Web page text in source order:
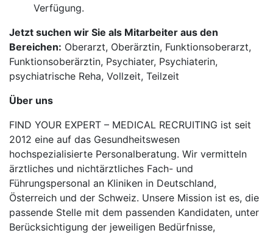
Verfügung.
Jetzt suchen wir Sie als Mitarbeiter aus den
Bereichen: Oberarzt, Oberärztin, Funktionsoberarzt,
Funktionsoberärztin, Psychiater, Psychiaterin,
psychiatrische Reha, Vollzeit, Teilzeit
Über uns
FIND YOUR EXPERT – MEDICAL RECRUITING ist seit
2012 eine auf das Gesundheitswesen
hochspezialisierte Personalberatung. Wir vermitteln
ärztliches und nichtärztliches Fach- und
Führungspersonal an Kliniken in Deutschland,
Österreich und der Schweiz. Unsere Mission ist es, die
passende Stelle mit dem passenden Kandidaten, unter
Berücksichtigung der jeweiligen Bedürfnisse,